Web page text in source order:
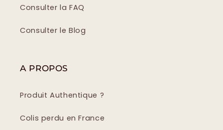
Consulter la FAQ
Consulter le Blog
A PROPOS
Produit Authentique ?
Colis perdu en France